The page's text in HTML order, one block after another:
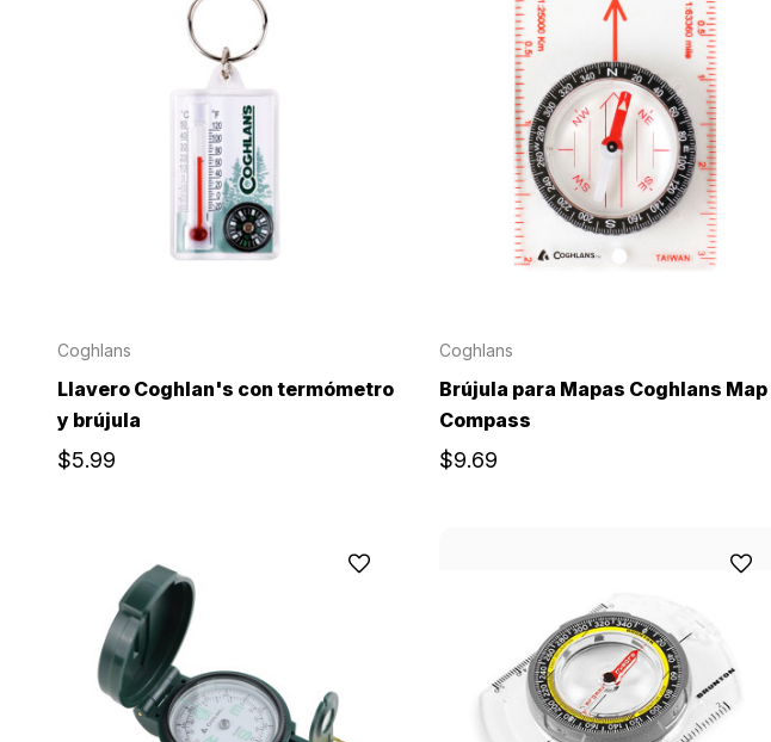
Coghlans
Llavero Coghlan's con termómetro
y brújula
$5.99
Coghlans
Brújula para Mapas Coghlans Map
Compass
$9.69